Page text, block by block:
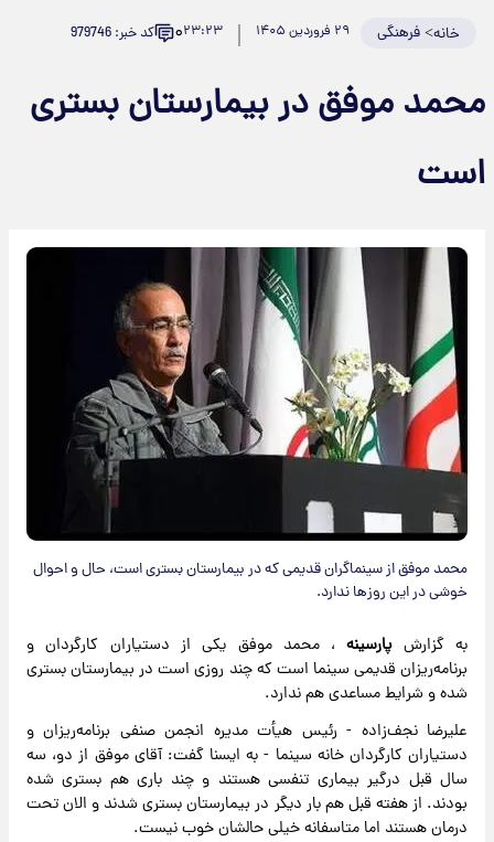
خانه>فرهنگی ۲۹ فروردین ۱۴۰۵ ۲۳:۲۳۰ کد خبر: 979746
موفق در بیمارستان بستری
محمد موفق از سینماگران قدیمی که در بیمارستان بستری است، حال و احوال
خوشی در این روزها ندارد.
به گزارشپارسینه، محمد موفق یکی از دستیاران کارگردان و
برنامه‌ریزان قدیمی سینما است که چند روزی است در بیمارستان بستری
شده و شرایط مساعدی هم ندارد.
علیرضا نجف‌زاده - رئیس هیأت مدیره انجمن صنفی برنامه‌ریزان و
دستیاران کارگردان خانه سینما - به ایسنا گفت: آقای موفق از دو، سه
سال قبل درگیر بیماری تنفسی هستند و چند باری هم بستری شده
بودند. از هفته قبل هم بار دیگر در بیمارستان بستری شدند و الان تحت
درمان هستند اما متاسفانه خیلی حالشان خوب نیست.